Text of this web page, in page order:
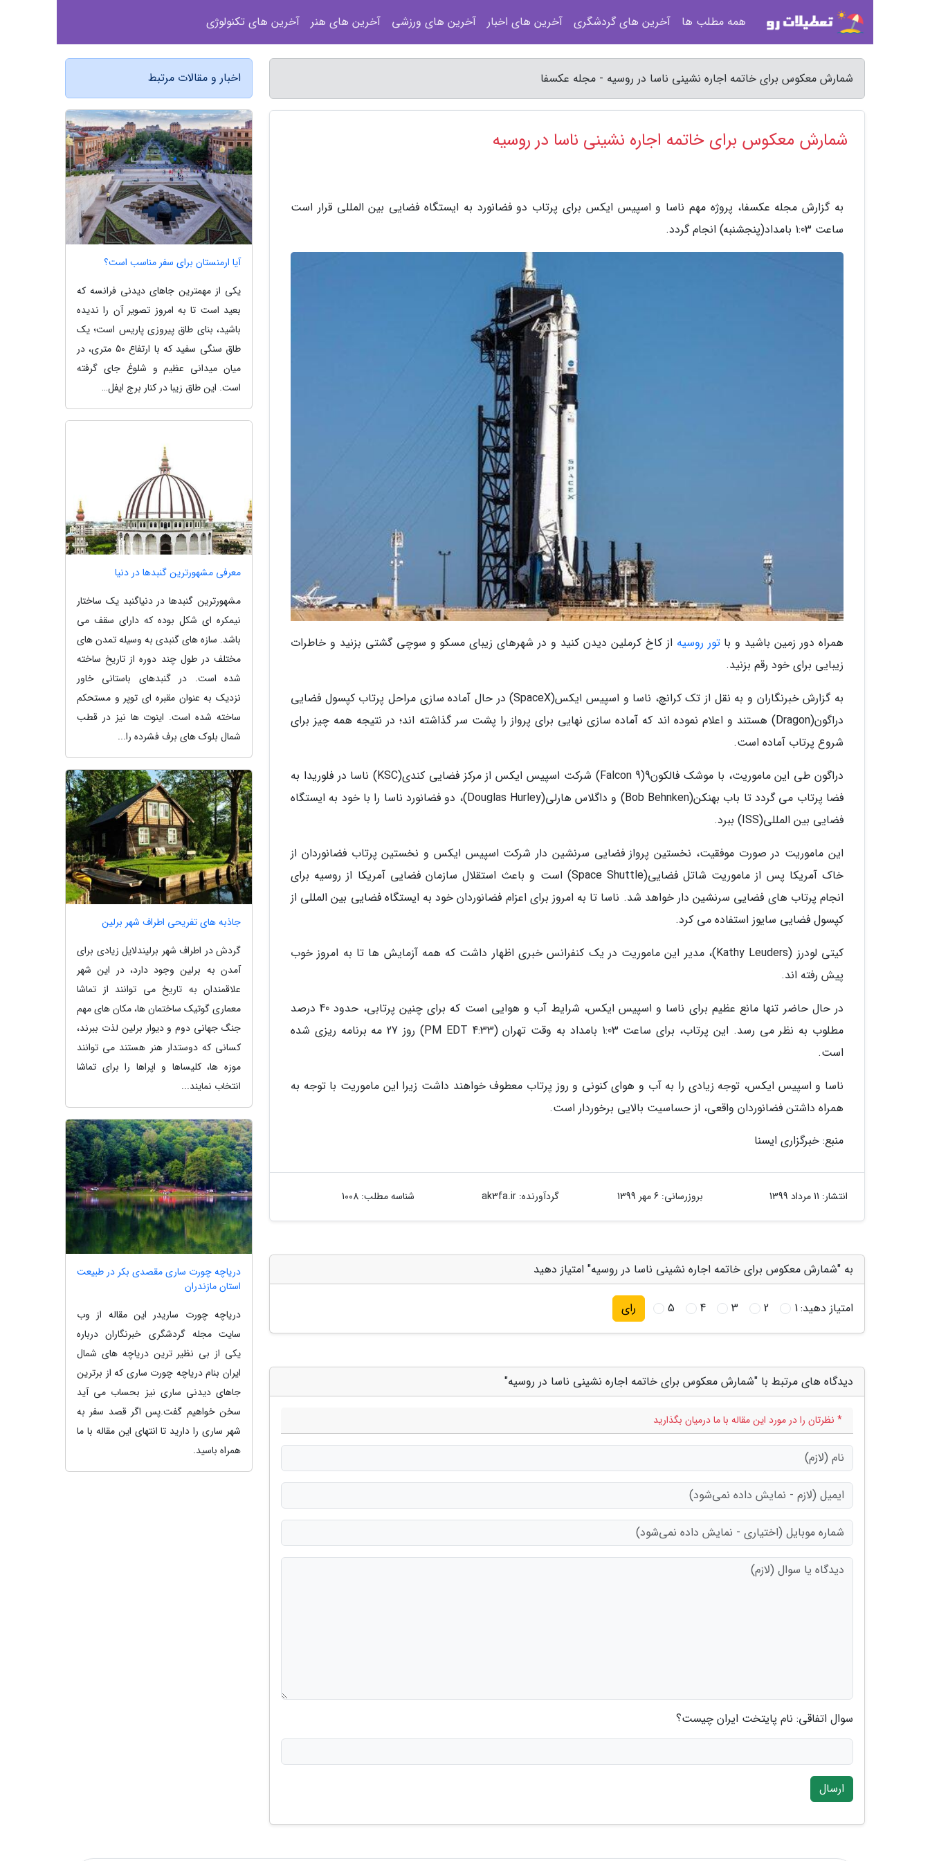
شمارش معکوس برای خاتمه اجاره نشینی ناسا در روسیه - مجله عکسفا
شمارش معکوس برای خاتمه اجاره نشینی ناسا در روسیه
به گزارش مجله عکسفا، پروژه مهم ناسا و اسپیس ایکس برای پرتاب دو فضانورد به ایستگاه فضایی بین المللی قرار است
ساعت 1:03 بامداد(پنجشنبه) انجام گردد.
همراه دور زمین باشید و باتور روسیه از کاخ کرملین دیدن کنید و در شهرهای زیبای مسکو و سوچی گشتی بزنید و خاطرات
زیبایی برای خود رقم بزنید.
به گزارش خبرنگاران و به نقل از تک کرانچ، ناسا و اسپیس ایکس(SpaceX) در حال آماده سازی مراحل پرتاب کپسول فضایی
دراگون(Dragon) هستند و اعلام نموده اند که آماده سازی نهایی برای پرواز را پشت سر گذاشته اند؛ در نتیجه همه چیز برای
شروع پرتاب آماده است.
دراگون طی این ماموریت، با موشک فالکون9(Falcon 9) شرکت اسپیس ایکس از مرکز فضایی کندی(KSC) ناسا در فلوریدا به
فضا پرتاب می گردد تا باب بهنکن(Bob Behnken) و داگلاس هارلی(Douglas Hurley)، دو فضانورد ناسا را با خود به ایستگاه
فضایی بین المللی(ISS) ببرد.
این ماموریت در صورت موفقیت، نخستین پرواز فضایی سرنشین دار شرکت اسپیس ایکس و نخستین پرتاب فضانوردان از
خاک آمریکا پس از ماموریت شاتل فضایی(Space Shuttle) است و باعث استقلال سازمان فضایی آمریکا از روسیه برای
انجام پرتاب های فضایی سرنشین دار خواهد شد. ناسا تا به امروز برای اعزام فضانوردان خود به ایستگاه فضایی بین المللی از
کپسول فضایی سایوز استفاده می کرد.
کیتی لودرز (Kathy Leuders)، مدیر این ماموریت در یک کنفرانس خبری اظهار داشت که همه آزمایش ها تا به امروز خوب
پیش رفته اند.
در حال حاضر تنها مانع عظیم برای ناسا و اسپیس ایکس، شرایط آب و هوایی است که برای چنین پرتابی، حدود 40 درصد
مطلوب به نظر می رسد. این پرتاب، برای ساعت 1:03 بامداد به وقت تهران (4:33 PM EDT) روز 27 مه برنامه ریزی شده
است.
ناسا و اسپیس ایکس، توجه زیادی را به آب و هوای کنونی و روز پرتاب معطوف خواهند داشت زیرا این ماموریت با توجه به
همراه داشتن فضانوردان واقعی، از حساسیت بالایی برخوردار است.
منبع: خبرگزاری ایسنا
انتشار: 11 مرداد 1399 بروزرسانی: 6 مهر 1399 گردآورنده:ak3fa.ir شناسه مطلب: 1008
به "شمارش معکوس برای خاتمه اجاره نشینی ناسا در روسیه" امتیاز دهید
امتیاز دهید:1
2
3
4
5 رای
دیدگاه های مرتبط با "شمارش معکوس برای خاتمه اجاره نشینی ناسا در روسیه"
* نظرتان را در مورد این مقاله با ما درمیان بگذارید
سوال اتفاقی: نام پایتخت ایران چیست؟
ارسال
اخبار و مقالات مرتبط
آیا ارمنستان برای سفر مناسب است؟
یکی از مهمترین جاهای دیدنی فرانسه که
بعید است تا به امروز تصویر آن را ندیده
باشید، بنای طاق پیروزی پاریس است؛ یک
طاق سنگی سفید که با ارتفاع 50 متری، در
میان میدانی عظیم و شلوغ جای گرفته
است. این طاق زیبا در کنار برج ایفل…
معرفی مشهورترین گنبدها در دنیا
مشهورترین گنبدها در دنیاگنبد یک ساختار
نیمکره ای شکل بوده که دارای سقف می
باشد. سازه های گنبدی به وسیله تمدن های
مختلف در طول چند دوره از تاریخ ساخته
شده است. در گنبدهای باستانی خاور
نزدیک به عنوان مقبره ای توپر و مستحکم
ساخته شده است. اینوت ها نیز در قطب
شمال بلوک های برف فشرده را...
جاذبه های تفریحی اطراف شهر برلین
گردش در اطراف شهر برلیندلایل زیادی برای
آمدن به برلین وجود دارد، در این شهر
علاقمندان به تاریخ می توانند از تماشا
معماری گوتیک ساختمان ها، مکان های مهم
جنگ جهانی دوم و دیوار برلین لذت ببرند،
کسانی که دوستدار هنر هستند می توانند
موزه ها، کلیساها و اپراها را برای تماشا
انتخاب نمایند...
دریاچه چورت ساری مقصدی بکر در طبیعت
استان مازندران
دریاچه چورت ساریدر این مقاله از وب
سایت مجله گردشگری خبرنگاران درباره
یکی از بی نظیر ترین دریاچه های شمال
ایران بنام دریاچه چورت ساری که از برترین
جاهای دیدنی ساری نیز بحساب می آید
سخن خواهیم گفت.پس اگر قصد سفر به
شهر ساری را دارید تا انتهای این مقاله با ما
همراه باسید.
همه مطلب ها آخرین های گردشگری آخرین های اخبار آخرین های ورزشی آخرین های هنر آخرین های تکنولوژی